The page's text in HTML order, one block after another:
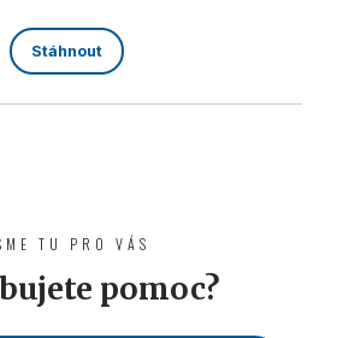
Stáhnout
TU PRO VÁS
pomoc?